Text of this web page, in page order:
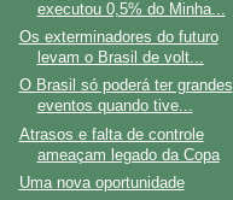
executou 0,5% do Minha...
Os exterminadores do futuro
levam o Brasil de volt...
O Brasil só poderá ter grandes
eventos quando tive...
Atrasos e falta de controle
ameaçam legado da Copa
Uma nova oportunidade